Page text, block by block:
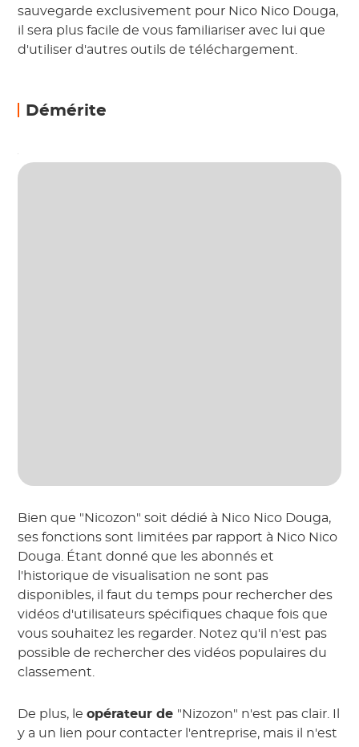
sauvegarde exclusivement pour Nico Nico Douga,
il sera plus facile de vous familiariser avec lui que
d'utiliser d'autres outils de téléchargement.
Démérite
Bien que "Nicozon" soit dédié à Nico Nico Douga,
ses fonctions sont limitées par rapport à Nico Nico
Douga. Étant donné que les abonnés et
l'historique de visualisation ne sont pas
disponibles, il faut du temps pour rechercher des
vidéos d'utilisateurs spécifiques chaque fois que
vous souhaitez les regarder. Notez qu'il n'est pas
possible de rechercher des vidéos populaires du
classement.
De plus, leopérateur de "Nizozon" n'est pas clair. Il
y a un lien pour contacter l'entreprise, mais il n'est